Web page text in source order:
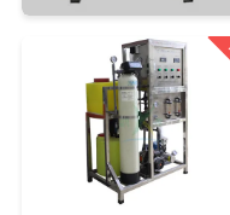
คุณภาพ
ติดต่อ